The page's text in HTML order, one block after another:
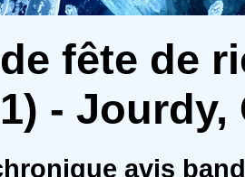
fête de
- Jourdy,
avis